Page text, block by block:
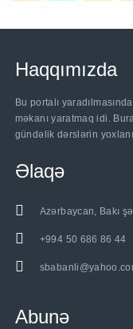
Haqqımızda
Bu portalı
məkanı yaratmaq idi.
gündəlik dərslərin
Əlaqə
Azərbaycan, Bakı
+994 50 686 86 44
Abunə